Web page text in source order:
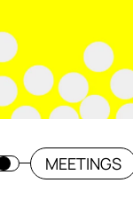
MEETINGS